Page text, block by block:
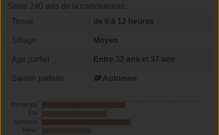
Selon 240 avis de la communauté.
Tenue
de 6 à 12 heures
Sillage Moyen
Age parfait Entre 32 ans et 37 ans
Saison parfaite Automne